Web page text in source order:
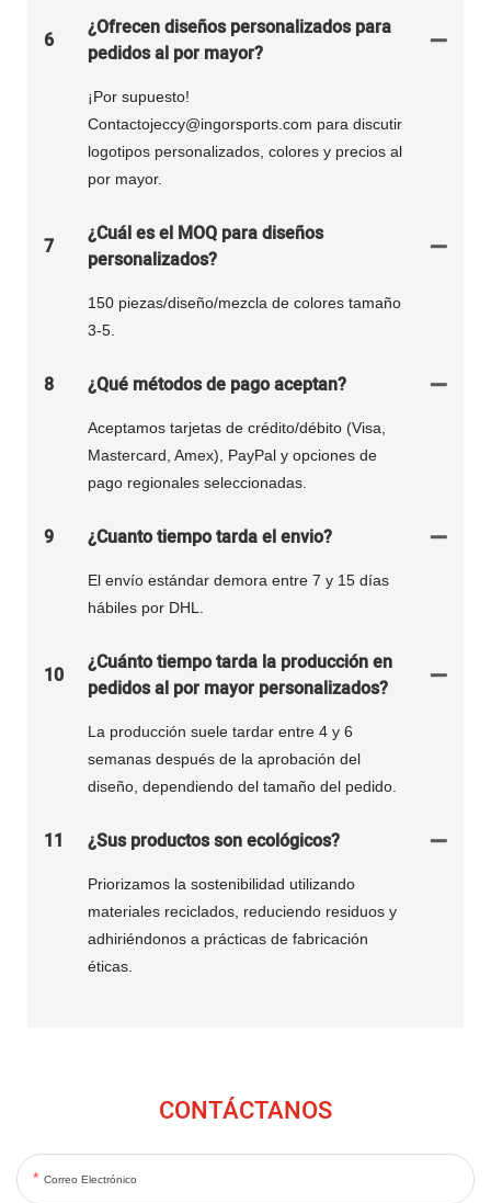
6
¿Ofrecen diseños personalizados para
pedidos al por mayor?
¡Por supuesto!
Contactojeccy@ingorsports.com para discutir
logotipos personalizados, colores y precios al
por mayor.
7
¿Cuál es el MOQ para diseños
personalizados?
150 piezas/diseño/mezcla de colores tamaño
3-5.
8 ¿Qué métodos de pago aceptan?
Aceptamos tarjetas de crédito/débito (Visa,
Mastercard, Amex), PayPal y opciones de
pago regionales seleccionadas.
9 ¿Cuanto tiempo tarda el envio?
El envío estándar demora entre 7 y 15 días
hábiles por DHL.
10
¿Cuánto tiempo tarda la producción en
pedidos al por mayor personalizados?
La producción suele tardar entre 4 y 6
semanas después de la aprobación del
diseño, dependiendo del tamaño del pedido.
11 ¿Sus productos son ecológicos?
Priorizamos la sostenibilidad utilizando
materiales reciclados, reduciendo residuos y
adhiriéndonos a prácticas de fabricación
éticas.
CONTÁCTANOS
Correo Electrónico